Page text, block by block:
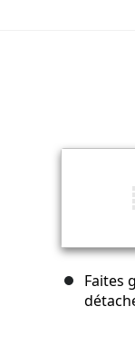
Faites